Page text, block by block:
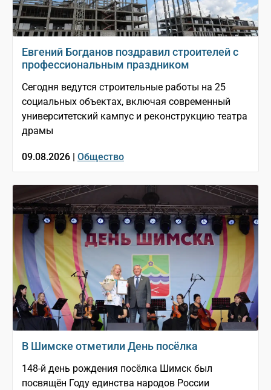
Евгений Богданов поздравил строителей с
профессиональным праздником
Сегодня ведутся строительные работы на 25
социальных объектах, включая современный
университетский кампус и реконструкцию театра
драмы
09.08.2026 | Общество
В Шимске отметили День посёлка
148-й день рождения посёлка Шимск был
посвящён Году единства народов России